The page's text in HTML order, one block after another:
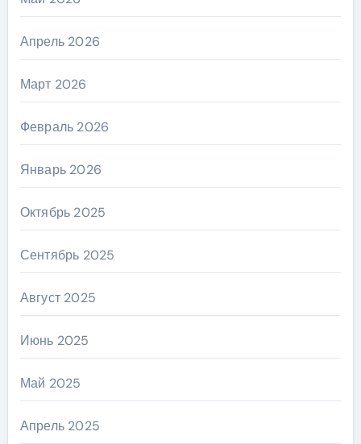
Апрель 2026
Март 2026
Февраль 2026
Январь 2026
Октябрь 2025
Сентябрь 2025
Август 2025
Июнь 2025
Май 2025
Апрель 2025